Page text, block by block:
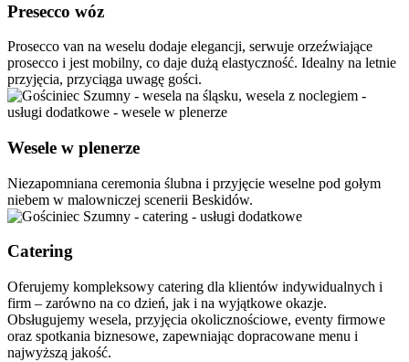
Presecco wóz
Prosecco van na weselu dodaje elegancji, serwuje orzeźwiające
prosecco i jest mobilny, co daje dużą elastyczność. Idealny na letnie
przyjęcia, przyciąga uwagę gości.
Wesele w plenerze
Niezapomniana ceremonia ślubna i przyjęcie weselne pod gołym
niebem w malowniczej scenerii Beskidów.
Catering
Oferujemy kompleksowy catering dla klientów indywidualnych i
firm – zarówno na co dzień, jak i na wyjątkowe okazje.
Obsługujemy wesela, przyjęcia okolicznościowe, eventy firmowe
oraz spotkania biznesowe, zapewniając dopracowane menu i
najwyższą jakość.